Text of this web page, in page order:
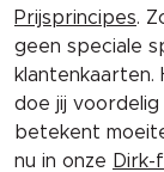
Prijsprincipes.
geen speciale
doe jij
betekent
nu in onze Dirk-